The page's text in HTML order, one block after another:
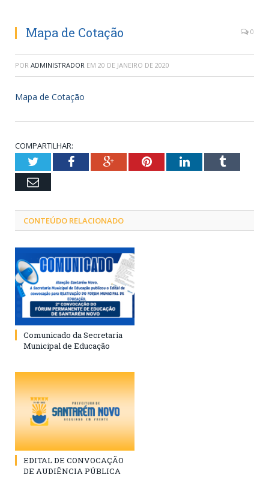
Mapa de Cotação 0
POR ADMINISTRADOR EM 20 DE JANEIRO DE 2020
Mapa de Cotação
COMPARTILHAR:
TwitterFacebookGoogle+PinterestLinkedInTumblr
Email
CONTEÚDO RELACIONADO
Comunicado da Secretaria
Municipal de Educação
EDITAL DE CONVOCAÇÃO
DE AUDIÊNCIA PÚBLICA